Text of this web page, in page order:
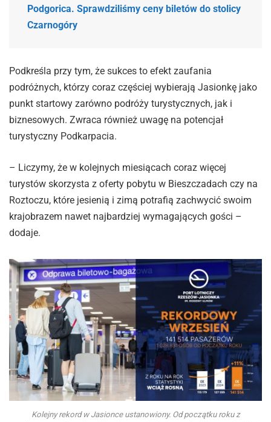
Podgorica. Sprawdziliśmy ceny biletów do stolicy
Czarnogóry
Podkreśla przy tym, że sukces to efekt zaufania
podróżnych, którzy coraz częściej wybierają Jasionkę jako
punkt startowy zarówno podróży turystycznych, jak i
biznesowych. Zwraca również uwagę na potencjał
turystyczny Podkarpacia.
– Liczymy, że w kolejnych miesiącach coraz więcej
turystów skorzysta z oferty pobytu w Bieszczadach czy na
Roztoczu, które jesienią i zimą potrafią zachwycić swoim
krajobrazem nawet najbardziej wymagających gości –
dodaje.
Kolejny rekord w Jasionce ustanowiony. Od początku roku z